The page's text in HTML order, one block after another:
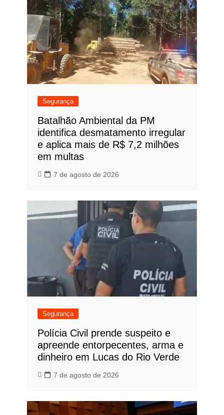
Segurança
Batalhão Ambiental da PM
identifica desmatamento irregular
e aplica mais de R$ 7,2 milhões
em multas
7 de agosto de 2026
Segurança
Polícia Civil prende suspeito e
apreende entorpecentes, arma e
dinheiro em Lucas do Rio Verde
7 de agosto de 2026